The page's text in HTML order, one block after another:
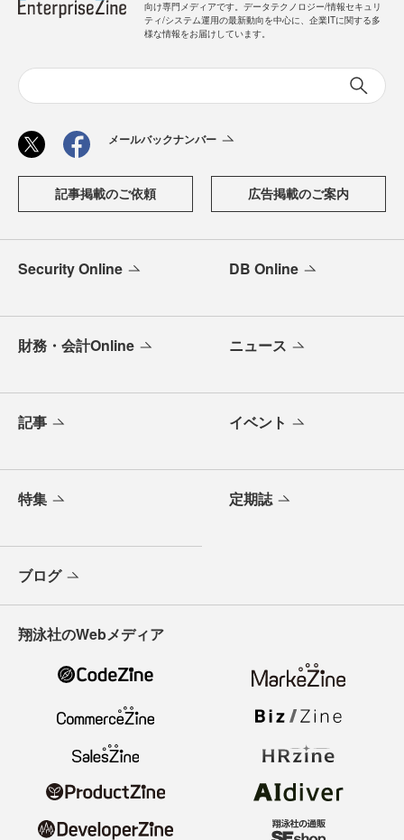
向け専門メディアです。データテクノロジー/情報セキュリ
ティ/システム運用の最新動向を中心に、企業ITに関する多
様な情報をお届けしています。
メールバックナンバー
記事掲載のご依頼 広告掲載のご案内
Security Online DB Online
財務・会計Online ニュース
記事 イベント
特集 定期誌
ブログ
翔泳社のWebメディア